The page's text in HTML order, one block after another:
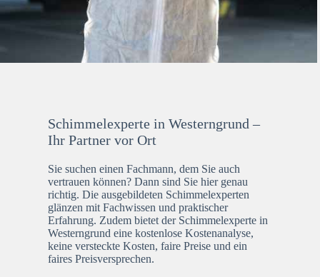
Schimmelexperte in Westerngrund –
Ihr Partner vor Ort
Sie suchen einen Fachmann, dem Sie auch
vertrauen können? Dann sind Sie hier genau
richtig. Die ausgebildeten Schimmelexperten
glänzen mit Fachwissen und praktischer
Erfahrung. Zudem bietet der Schimmelexperte in
Westerngrund eine kostenlose Kostenanalyse,
keine versteckte Kosten, faire Preise und ein
faires Preisversprechen.